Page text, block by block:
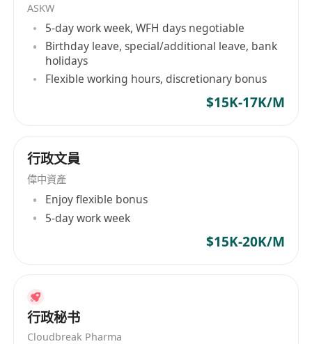
ASKW
5-day work week, WFH days negotiable
Birthday leave, special/additional leave, bank
holidays
Flexible working hours, discretionary bonus
$15K-17K/M
行政文員
偉中資產
Enjoy flexible bonus
5-day work week
$15K-20K/M
行政秘书
Cloudbreak Pharma